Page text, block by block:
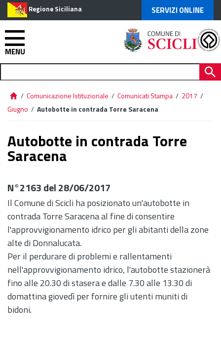
Regione Siciliana SERVIZI ONLINE
MENU
/ Comunicazione Istituzionale / Comunicati Stampa / 2017 /
Giugno / Autobotte in contrada Torre Saracena
Autobotte in contrada Torre
Saracena
N°2163 del 28/06/2017
Il Comune di Scicli ha posizionato un'autobotte in
contrada Torre Saracena al fine di consentire
l'approvvigionamento idrico per gli abitanti della zone
alte di Donnalucata.
Per il perdurare di problemi e rallentamenti
nell'approvvigionamento idrico, l'autobotte stazionerà
fino alle 20.30 di stasera e dalle 7.30 alle 13.30 di
domattina giovedì per fornire gli utenti muniti di
bidoni.